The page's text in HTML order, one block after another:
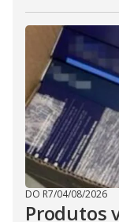
DO R7/04/08/2026
Produtos